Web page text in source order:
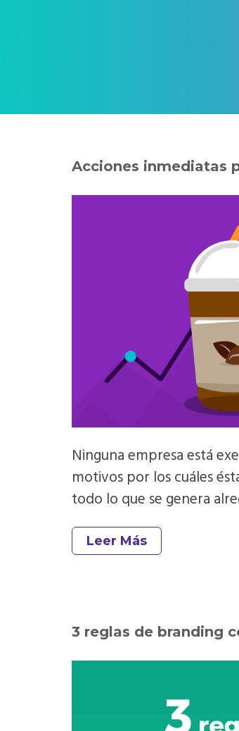
Acciones inmediatas
Ninguna empresa está
motivos por los cuáles
todo lo que se genera
Leer Más
3 reglas de branding